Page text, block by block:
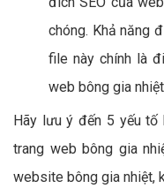
chóng. Khả năng
file này chính là
web bông gia
Hãy lưu ý đến 5 yếu
trang web bông gia
website bông gia nhiệt,